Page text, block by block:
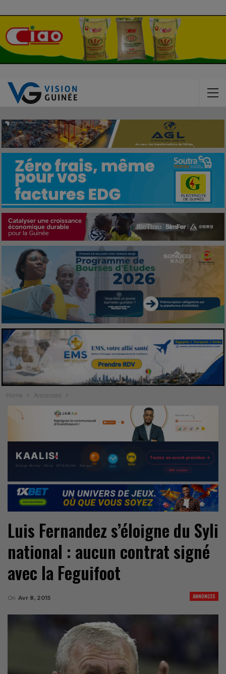
Home Annonces
Luis Fernandez s’éloigne du Syli
national : aucun contrat signé
avec la Feguifoot
ANNONCES
On Avr 8, 2015